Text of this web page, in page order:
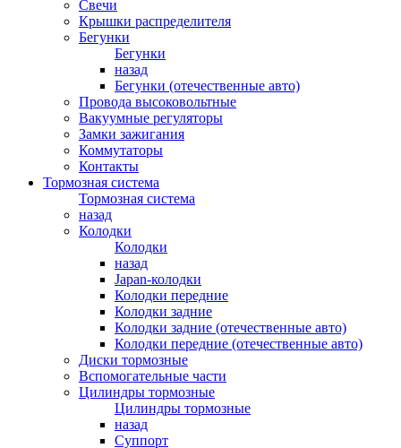
Свечи
Крышки распределителя
Бегунки
Бегунки
назад
Бегунки (отечественные авто)
Провода высоковольтные
Вакуумные регуляторы
Замки зажигания
Коммутаторы
Контакты
Тормозная система
Тормозная система
назад
Колодки
Колодки
назад
Japan-колодки
Колодки передние
Колодки задние
Колодки задние (отечественные авто)
Колодки передние (отечественные авто)
Диски тормозные
Вспомогательные части
Цилиндры тормозные
Цилиндры тормозные
назад
Суппорт